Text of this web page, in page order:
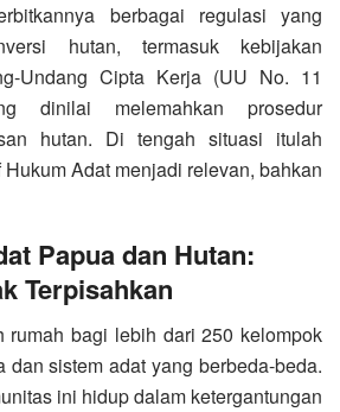
berbagai regulasi yang
hutan, termasuk kebijakan
Undang Cipta Kerja (UU No. 11
dinilai melemahkan prosedur
hutan. Di tengah situasi itulah
Adat menjadi relevan, bahkan
Papua dan Hutan:
Terpisahkan
rumah bagi lebih dari 250 kelompok
dan sistem adat yang berbeda-beda.
ini hidup dalam ketergantungan